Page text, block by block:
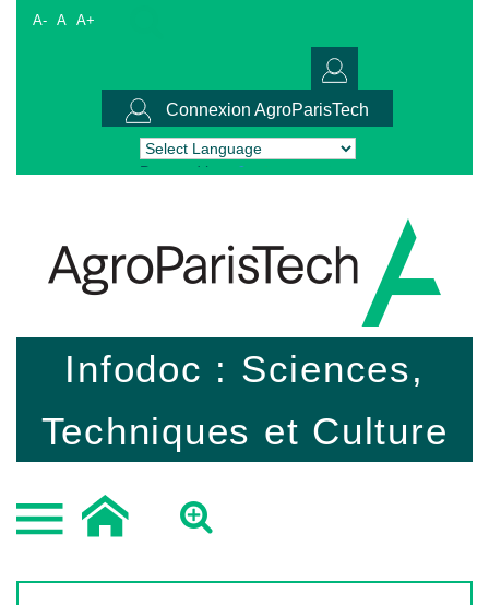
A- A A+
Connexion AgroParisTech
Powered by Translate
Infodoc : Sciences,
Techniques et Culture